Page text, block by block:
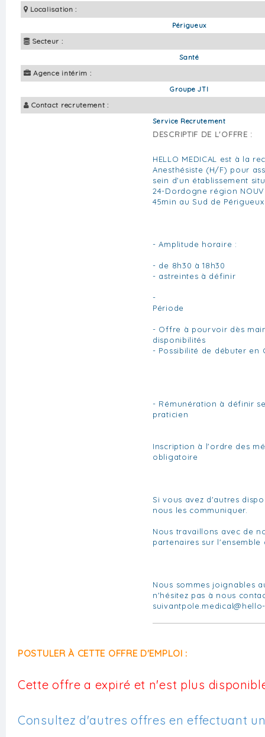
Localisation :
Périgueux
Secteur :
Santé
Agence intérim :
Groupe JTI
Contact recrutement :
Service Recrutement
DESCRIPTIF DE L'OFFRE :
HELLO MEDICAL est à la
Anesthésiste (H/F) pour
sein d'un établissement
24-Dordogne région
45min au Sud de Périgueux
- Amplitude horaire :
- de 8h30 à 18h30
- astreintes à définir
-
Période
- Offre à pourvoir dès
disponibilités
- Possibilité de débuter en
- Rémunération à définir
praticien
Inscription à l'ordre des
obligatoire
Si vous avez d'autres
nous les communiquer.
Nous travaillons avec de
partenaires sur
Nous sommes joignables
n'hésitez pas à nous
POSTULER À CETTE OFFRE D'EMPLOI :
Cette offre a expiré et n'est plus
Consultez d'autres offres en effectuant